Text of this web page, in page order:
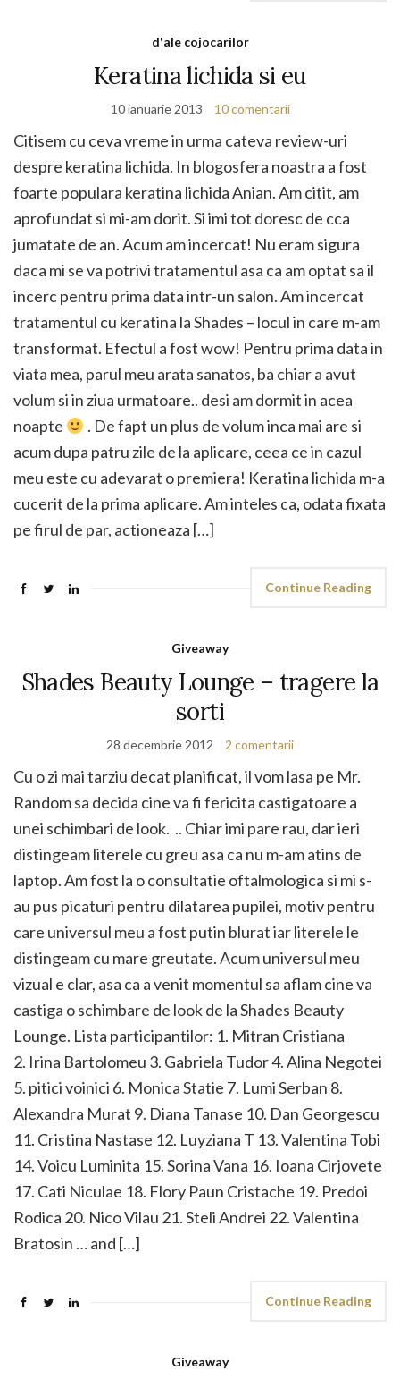
d'ale cojocarilor
Keratina lichida si eu
10 ianuarie 2013 10 comentarii
Citisem cu ceva vreme in urma cateva review-uri
despre keratina lichida. In blogosfera noastra a fost
foarte populara keratina lichida Anian. Am citit, am
aprofundat si mi-am dorit. Si imi tot doresc de cca
jumatate de an. Acum am incercat! Nu eram sigura
daca mi se va potrivi tratamentul asa ca am optat sa il
incerc pentru prima data intr-un salon. Am incercat
tratamentul cu keratina la Shades – locul in care m-am
transformat. Efectul a fost wow! Pentru prima data in
viata mea, parul meu arata sanatos, ba chiar a avut
volum si in ziua urmatoare.. desi am dormit in acea
noapte
. De fapt un plus de volum inca mai are si
acum dupa patru zile de la aplicare, ceea ce in cazul
meu este cu adevarat o premiera! Keratina lichida m-a
cucerit de la prima aplicare. Am inteles ca, odata fixata
pe firul de par, actioneaza […]
Continue Reading
Giveaway
Shades Beauty Lounge – tragere la
sorti
28 decembrie 2012 2 comentarii
Cu o zi mai tarziu decat planificat, il vom lasa pe Mr.
Random sa decida cine va fi fericita castigatoare a
unei schimbari de look. .. Chiar imi pare rau, dar ieri
distingeam literele cu greu asa ca nu m-am atins de
laptop. Am fost la o consultatie oftalmologica si mi s-
au pus picaturi pentru dilatarea pupilei, motiv pentru
care universul meu a fost putin blurat iar literele le
distingeam cu mare greutate. Acum universul meu
vizual e clar, asa ca a venit momentul sa aflam cine va
castiga o schimbare de look de la Shades Beauty
Lounge. Lista participantilor: 1. Mitran Cristiana
2. Irina Bartolomeu 3. Gabriela Tudor 4. Alina Negotei
5. pitici voinici 6. Monica Statie 7. Lumi Serban 8.
Alexandra Murat 9. Diana Tanase 10. Dan Georgescu
11. Cristina Nastase 12. Luyziana T 13. Valentina Tobi
14. Voicu Luminita 15. Sorina Vana 16. Ioana Cirjovete
17. Cati Niculae 18. Flory Paun Cristache 19. Predoi
Rodica 20. Nico Vilau 21. Steli Andrei 22. Valentina
Bratosin … and […]
Continue Reading
Giveaway